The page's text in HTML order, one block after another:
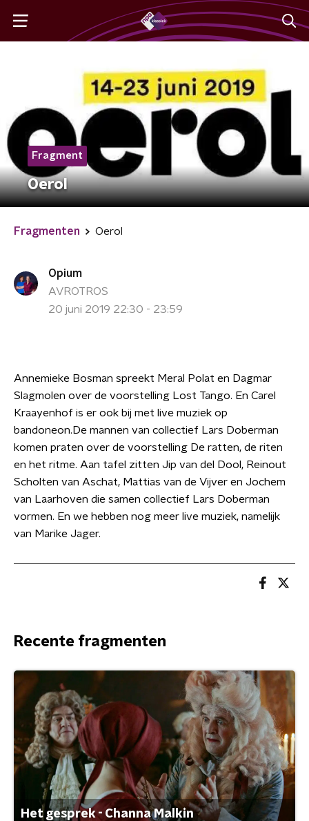
Fragment
Oerol
Fragmenten Oerol
Opium
AVROTROS
20 juni 2019 22:30 - 23:59
Annemieke Bosman spreekt Meral Polat en Dagmar
Slagmolen over de voorstelling Lost Tango. En Carel
Kraayenhof is er ook bij met live muziek op
bandoneon.De mannen van collectief Lars Doberman
komen praten over de voorstelling De ratten, de riten
en het ritme. Aan tafel zitten Jip van del Dool, Reinout
Scholten van Aschat, Mattias van de Vijver en Jochem
van Laarhoven die samen collectief Lars Doberman
vormen. En we hebben nog meer live muziek, namelijk
van Marike Jager.
Recente fragmenten
Het gesprek - Channa Malkin